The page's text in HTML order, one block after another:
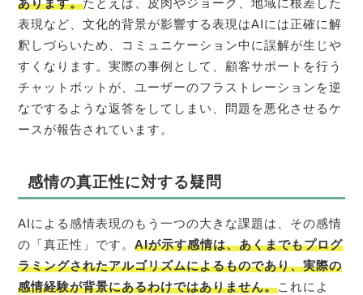
表現など、文化的背景が影響する表現はAIには正確に解
釈しづらいため、コミュニケーション中に誤解が生じや
すくなります。実際の事例として、顧客サポートを行う
チャットボットが、ユーザーのフラストレーションを逆
なでするような返答をしてしまい、問題を悪化させるケ
ースが報告されています。
感情の真正性に対する疑問
AIによる感情表現のもう一つの大きな課題は、その感情
の「真正性」です。AIが示す感情は、あくまでもプログ
ラミングされたアルゴリズムによるものであり、実際の
感情経験が背景にあるわけではありません。これによ